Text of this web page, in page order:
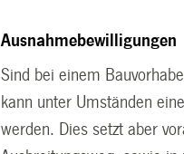
Ausnahmebewilligungen
Sind bei einem
kann unter Umständen
werden. Dies setzt aber